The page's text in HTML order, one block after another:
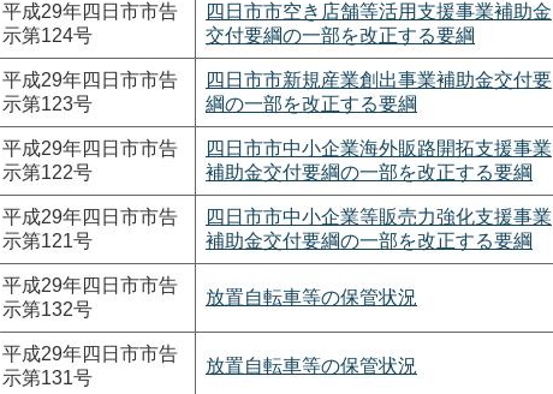
平成29年四日市市告
示第124号
四日市市空き店舗等活用支援事業補助金
交付要綱の一部を改正する要綱
平成29年四日市市告
示第123号
四日市市新規産業創出事業補助金交付要
綱の一部を改正する要綱
平成29年四日市市告
示第122号
四日市市中小企業海外販路開拓支援事業
補助金交付要綱の一部を改正する要綱
平成29年四日市市告
示第121号
四日市市中小企業等販売力強化支援事業
補助金交付要綱の一部を改正する要綱
平成29年四日市市告
示第132号
放置自転車等の保管状況
平成29年四日市市告
示第131号
放置自転車等の保管状況